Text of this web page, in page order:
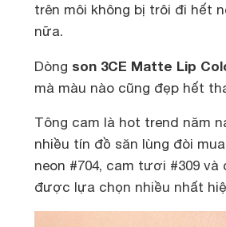
trên môi không bị trôi đi hết
nữa.
Dòng son 3CE Matte Lip
mà màu nào cũng đẹp hết
Tông cam là hot trend năm
nhiều tín đồ săn lùng đòi
neon #704, cam tươi #309
được lựa chọn nhiều nhất